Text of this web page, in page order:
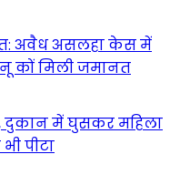
अवैध असलहा केस में
कों मिली जमानत
दुकान में घुसकर महिला
पीटा